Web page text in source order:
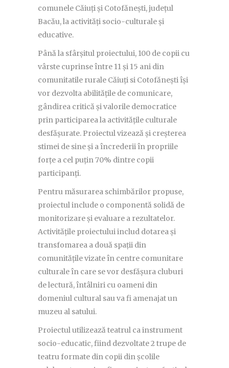
comunele Căiuți și Cotofănești, județul
Bacău, la activități socio-culturale și
educative.
Până la sfârșitul proiectului, 100 de copii cu
vârste cuprinse între 11 și 15 ani din
comunitatile rurale Căiuți si Cotofănești își
vor dezvolta abilitățile de comunicare,
gândirea critică și valorile democratice
prin participarea la activitățile culturale
desfășurate. Proiectul vizează și creșterea
stimei de sine și a încrederii în propriile
forțe a cel puțin 70% dintre copii
participanți.
Pentru măsurarea schimbărilor propuse,
proiectul include o componentă solidă de
monitorizare și evaluare a rezultatelor.
Activitățile proiectului includ dotarea și
transfomarea a două spații din
comunitățile vizate în centre comunitare
culturale în care se vor desfășura cluburi
de lectură, întâlniri cu oameni din
domeniul cultural sau va fi amenajat un
muzeu al satului.
Proiectul utilizează teatrul ca instrument
socio-educatic, fiind dezvoltate 2 trupe de
teatru formate din copii din școlile